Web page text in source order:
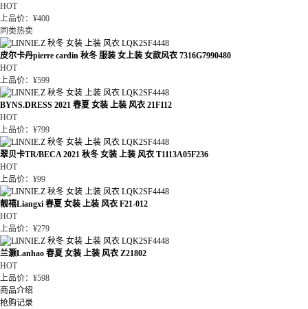
HOT
上品价：¥400
同类热卖
皮尔卡丹pierre cardin 秋冬 服装 女上装 女款风衣 7316G7990480
HOT
上品价：¥599
BYNS.DRESS 2021 春夏 女装 上装 风衣 21F112
HOT
上品价：¥799
翠贝卡TR/BECA 2021 秋冬 女装 上装 风衣 T1113A05F236
HOT
上品价：¥99
靓禧Liangxi 春夏 女装 上装 风衣 F21-012
HOT
上品价：¥279
兰灏Lanhao 春夏 女装 上装 风衣 Z21802
HOT
上品价：¥598
商品介绍
抢购记录